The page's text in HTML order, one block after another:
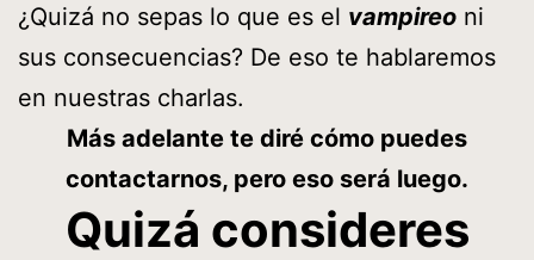
¿Quizá no sepas lo que es el vampireo ni
sus consecuencias? De eso te hablaremos
en nuestras charlas.
Más adelante te diré cómo puedes
contactarnos, pero eso será luego.
Quizá consideres